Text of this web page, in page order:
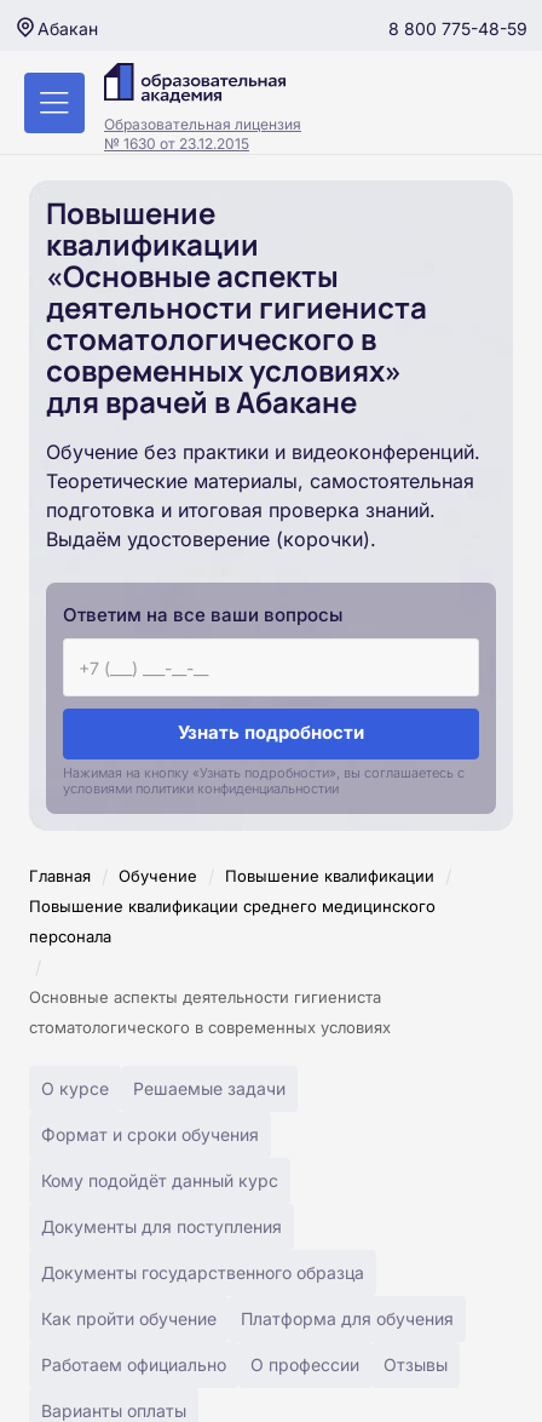
Абакан 8 800 775-48-59
Образовательная лицензия
№ 1630 от 23.12.2015
Повышение
квалификации
«Основные аспекты
деятельности гигиениста
стоматологического в
современных условиях»
для врачей в Абакане
Обучение без практики и видеоконференций.
Теоретические материалы, самостоятельная
подготовка и итоговая проверка знаний.
Выдаём удостоверение (корочки).
Ответим на все ваши вопросы
Узнать подробности
Нажимая на кнопку «Узнать подробности», вы соглашаетесь с
условиями политики конфиденциальностии
Главная / Обучение / Повышение квалификации /
Повышение квалификации среднего медицинского
персонала
/
Основные аспекты деятельности гигиениста
стоматологического в современных условиях
О курсе Решаемые задачи
Формат и сроки обучения
Кому подойдёт данный курс
Документы для поступления
Документы государственного образца
Как пройти обучение Платформа для обучения
Работаем официально О профессии Отзывы
Варианты оплаты